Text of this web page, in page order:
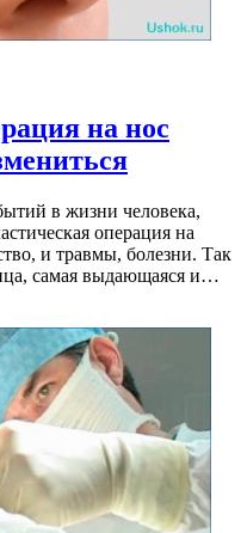
на нос
в жизни человека,
операция на
и травмы, болезни. Так
самая выдающаяся и…